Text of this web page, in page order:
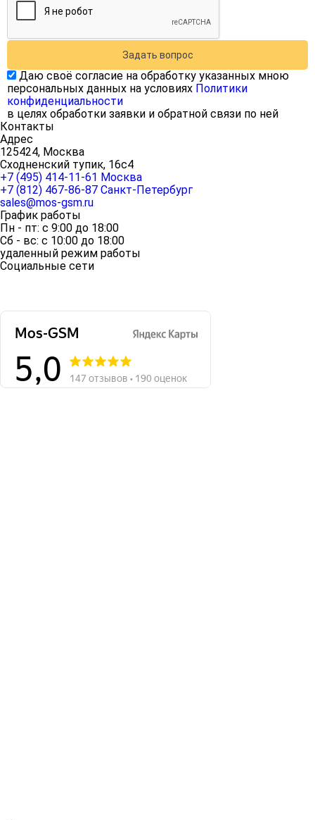
Задать вопрос
Даю своё согласие на обработку указанных мною
персональных данных на условиях Политики
конфиденциальности
в целях обработки заявки и обратной связи по ней
Контакты
Адрес
125424, Москва
Сходненский тупик, 16с4
+7 (495) 414-11-61 Москва
+7 (812) 467-86-87 Санкт-Петербург
sales@mos-gsm.ru
График работы
Пн - пт: с 9:00 до 18:00
Сб - вс: с 10:00 до 18:00
удаленный режим работы
Социальные сети